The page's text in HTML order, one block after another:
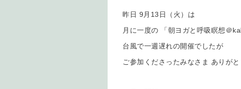
昨日 9月13日（火）は
月に一度の 「朝ヨガと呼吸瞑想＠
台風で一週遅れの開催でしたが
ご参加くださったみなさま ありがと